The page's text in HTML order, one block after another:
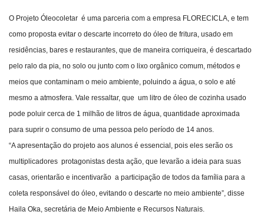
O Projeto Óleocoletar é uma parceria com a empresa FLORECICLA, e tem
como proposta evitar o descarte incorreto do óleo de fritura, usado em
residências, bares e restaurantes, que de maneira corriqueira, é descartado
pelo ralo da pia, no solo ou junto com o lixo orgânico comum, métodos e
meios que contaminam o meio ambiente, poluindo a água, o solo e até
mesmo a atmosfera. Vale ressaltar, que um litro de óleo de cozinha usado
pode poluir cerca de 1 milhão de litros de água, quantidade aproximada
para suprir o consumo de uma pessoa pelo período de 14 anos.
“A apresentação do projeto aos alunos é essencial, pois eles serão os
multiplicadores protagonistas desta ação, que levarão a ideia para suas
casas, orientarão e incentivarão a participação de todos da família para a
coleta responsável do óleo, evitando o descarte no meio ambiente”, disse
Haila Oka, secretária de Meio Ambiente e Recursos Naturais.